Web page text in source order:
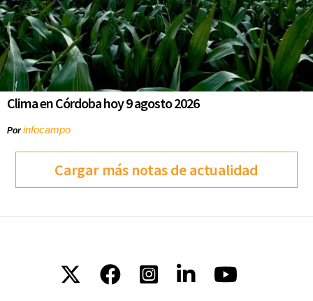
Clima en Córdoba hoy 9 agosto 2026
Porinfocampo
Cargar más notas de actualidad